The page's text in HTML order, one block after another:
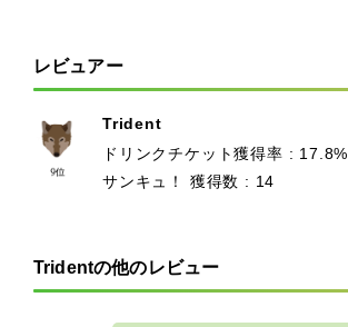
レビュアー
Trident
ドリンクチケット獲得率 : 17.8%
サンキュ！ 獲得数 : 14
Tridentの他のレビュー